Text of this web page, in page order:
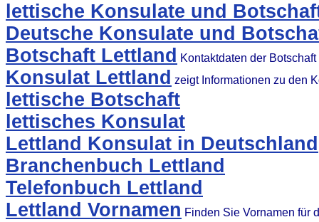
lettische Konsulate und
Deutsche Konsulate und
Botschaft Lettland
Kontaktdaten der
Konsulat Lettland zeigt Informationen zu den
lettische Botschaft
lettisches Konsulat
Lettland Konsulat in Deutschland
Branchenbuch Lettland
Telefonbuch Lettland
Lettland Vornamen Finden Sie Vornamen für